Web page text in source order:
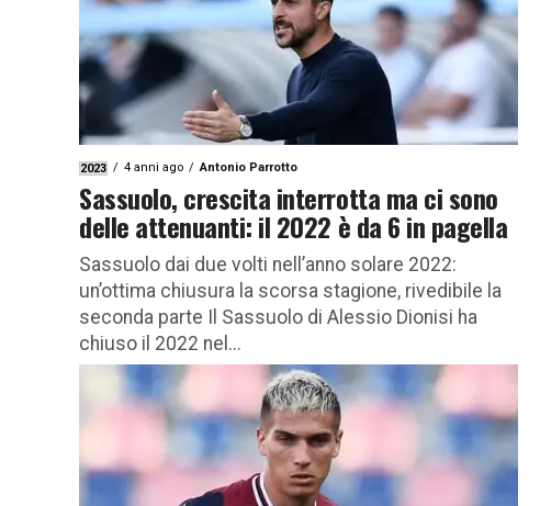
2023 4 anni ago Antonio Parrotto
Sassuolo, crescita interrotta ma ci sono
delle attenuanti: il 2022 è da 6 in pagella
Sassuolo dai due volti nell’anno solare 2022:
un’ottima chiusura la scorsa stagione, rivedibile la
seconda parte Il Sassuolo di Alessio Dionisi ha
chiuso il 2022 nel...